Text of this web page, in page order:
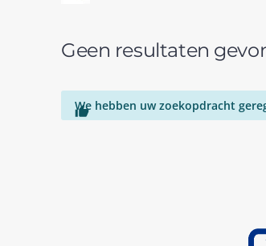
Geen resultaten

We hebben uw zoekopdracht